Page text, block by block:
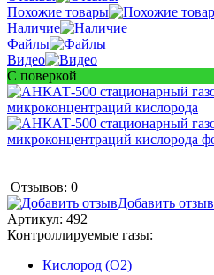
Похожие товары
Наличие
Файлы
Видео
С поверкой
Отзывов: 0
Добавить отзыв
Артикул: 492
Контроллируемые газы:
Кислород (O2)